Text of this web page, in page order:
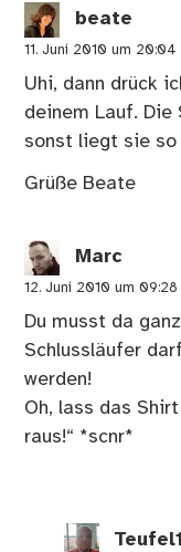
beate
11. Juni 2010 um 20:04
Uhi, dann drück
deinem Lauf. Die
sonst liegt sie so
Grüße Beate
Marc
12. Juni 2010 um 09:28
Du musst da
Schlussläufer
werden!
Oh, lass das
raus!“ *scnr*